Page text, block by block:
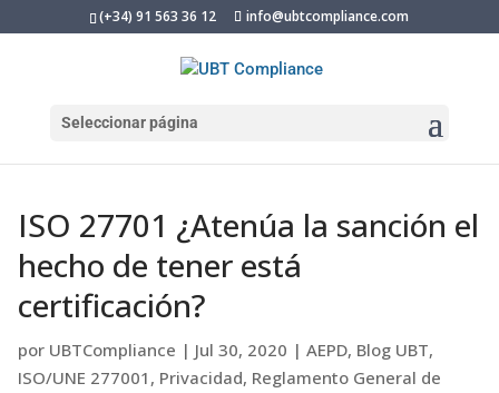
(+34) 91 563 36 12 info@ubtcompliance.com
Seleccionar página
ISO 27701 ¿Atenúa la sanción el
hecho de tener está
certificación?
por UBTCompliance | Jul 30, 2020 | AEPD, Blog UBT,
ISO/UNE 277001 , Privacidad, Reglamento General de